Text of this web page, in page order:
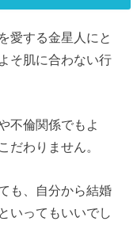
愛する金星人にと
そ肌に合わない行
不倫関係でもよ
だわりません。
も、自分から結婚
いってもいいでし